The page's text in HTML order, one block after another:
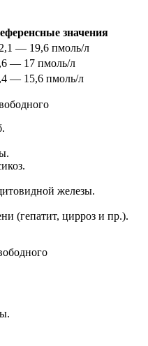
значения
— 19,6 пмоль/л
— 17 пмоль/л
— 15,6 пмоль/л
железы.
(гепатит, цирроз и пр.).